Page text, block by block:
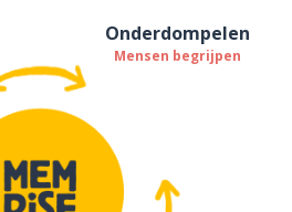
Onderdompelen
Mensen begrijpen